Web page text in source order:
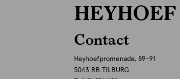
HEYHOEF
Contact
Heyhoefpromenade, 89-91
5043 RB TILBURG